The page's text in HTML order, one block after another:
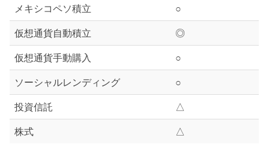
メキシコペソ積立 ○
仮想通貨自動積立 ◎
仮想通貨手動購入 ○
ソーシャルレンディング ○
投資信託 △
株式 △